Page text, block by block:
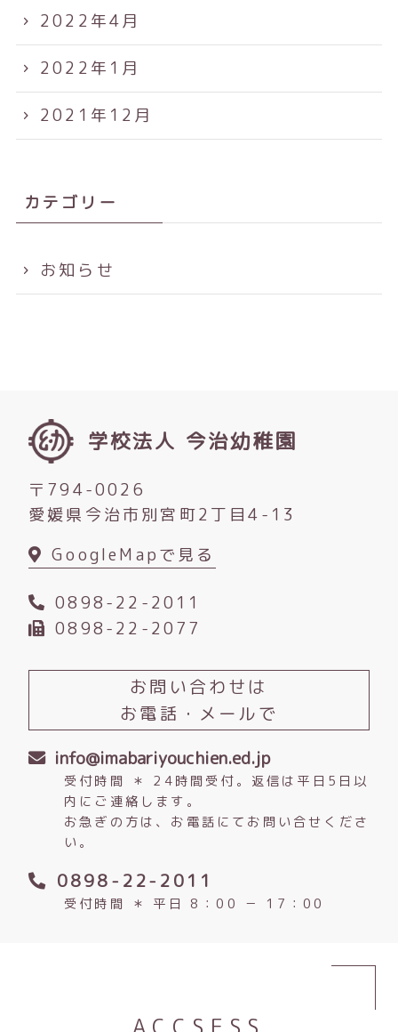
2022年4月
2022年1月
2021年12月
カテゴリー
お知らせ
学校法人 今治幼稚園
〒794-0026
愛媛県今治市別宮町2丁目4-13
GoogleMapで見る
0898-22-2011
0898-22-2077
お問い合わせは
お電話・メールで
info@imabariyouchien.ed.jp
受付時間 ＊ 24時間受付。返信は平日5日以
内にご連絡します。
お急ぎの方は、お電話にてお問い合せくださ
い。
0898-22-2011
受付時間 ＊ 平日 8：00 － 17：00